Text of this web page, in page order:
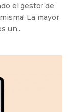
el gestor de
La mayor
un...